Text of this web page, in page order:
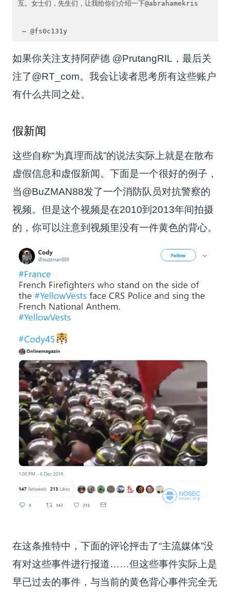
互。女士们，先生们，让我给你们介绍一下@abrahamekris
如果你关注支持阿萨德 @PrutangRIL，最后关
注了@RT_com。我会让读者思考所有这些账户
有什么共同之处。
假新闻
这些自称“为真理而战”的说法实际上就是在散布
虚假信息和虚假新闻。下面是一个很好的例子，
当@BuZMAN88发了一个消防队员对抗警察的
视频。但是这个视频是在2010到2013年间拍摄
的，你可以注意到视频里没有一件黄色的背心。
在这条推特中，下面的评论抨击了“主流媒体”没
有对这些事件进行报道……但这些事件实际上是
早已过去的事件，与当前的黄色背心事件完全无